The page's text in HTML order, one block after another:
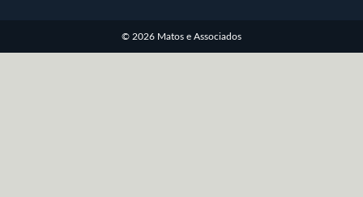
© 2026 Matos e Associados